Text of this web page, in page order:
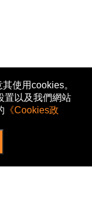
使用cookies。
置以及我們網站
《Cookies政